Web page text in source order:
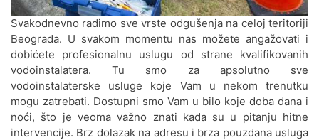
Odgušenje kanalizacije Cerak
Vinogradi
Odgušenje kanalizacije Crveni
krst
Odgušenje kanalizacije Čubura
Svakodnevno radimo sve vrste odgušenja na celoj teritoriji
Beograda. U svakom momentu nas možete angažovati i
dobićete profesionalnu uslugu od strane kvalifikovanih
vodoinstalatera. Tu smo za apsolutno sve
vodoinstalaterske usluge koje Vam u nekom trenutku
mogu zatrebati. Dostupni smo Vam u bilo koje doba dana i
noći, što je veoma važno znati kada su u pitanju hitne
intervencije. Brz dolazak na adresu i brza pouzdana usluga